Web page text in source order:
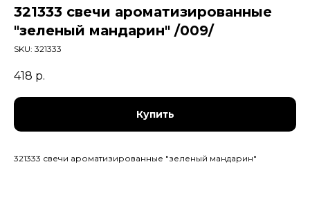
321333 свечи ароматизированные
"зеленый мандарин" /009/
SKU: 321333
418 р.
Купить
321333 свечи ароматизированные "зеленый мандарин"